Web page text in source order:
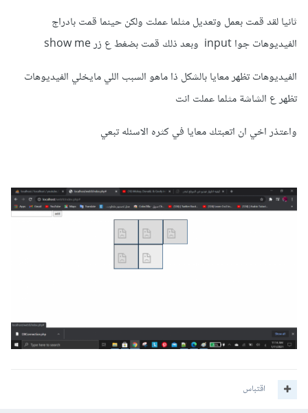
ثانيا لقد قمت بعمل وتعديل مثلما عملت ولكن حينما قمت بادراج
الفيديوهات جوا input وبعد ذلك قمت بضغط ع زر show me
الفيديوهات تظهر معايا بالشكل ذا ماهو السبب اللي مايخلي الفيديوهات
تظهر ع الشاشة مثلما عملت انت
واعتذر اخي ان اتعبتك معايا في كثره الاسئله تبعي
اقتباس